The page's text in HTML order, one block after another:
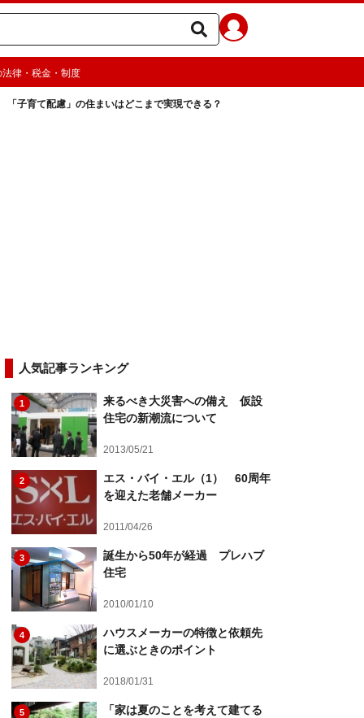
法律・税金・制度
「子育て配慮」の住まいはどこまで実現できる？
人気記事ランキング
1
来るべき大災害への備え 仮設
住宅の新潮流について
2013/05/21
2
エス・バイ・エル（1） 60周年
を迎えた老舗メーカー
2011/04/26
3
誕生から50年が経過 プレハブ
住宅
2010/01/10
4
ハウスメーカーの特徴と依頼先
に選ぶときのポイント
2018/01/31
5
「家は夏のことを考えて建てる